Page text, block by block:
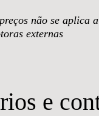
não se aplica
externas
e